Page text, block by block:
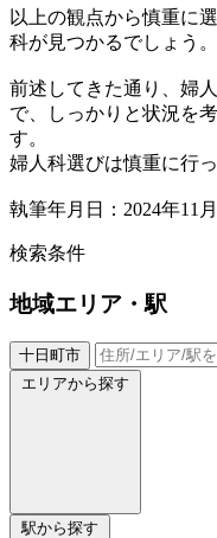
以上の観点から慎重に
科が見つかるでしょう。
前述してきた通り、婦
で、しっかりと状況を
す。
婦人科選びは慎重に行
執筆年月日：2024年11
検索条件
地域エリア・駅
十日町市
エリアから探す
駅から探す